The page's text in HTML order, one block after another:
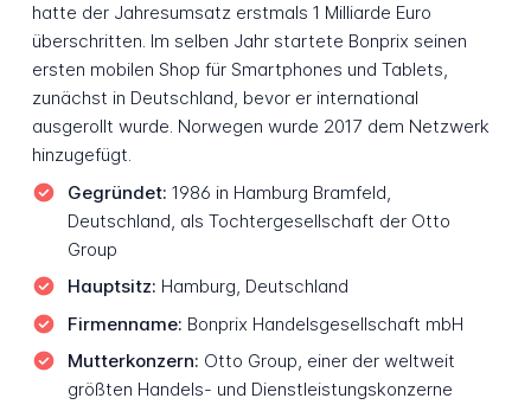
hatte der Jahresumsatz erstmals 1 Milliarde Euro
überschritten. Im selben Jahr startete Bonprix seinen
ersten mobilen Shop für Smartphones und Tablets,
zunächst in Deutschland, bevor er international
ausgerollt wurde. Norwegen wurde 2017 dem Netzwerk
hinzugefügt.
Gegründet: 1986 in Hamburg Bramfeld,
Deutschland, als Tochtergesellschaft der Otto
Group
Hauptsitz: Hamburg, Deutschland
Firmenname: Bonprix Handelsgesellschaft mbH
Mutterkonzern: Otto Group, einer der weltweit
größten Handels- und Dienstleistungskonzerne